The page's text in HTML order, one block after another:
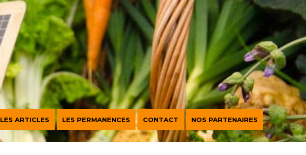
LES ARTICLES LES PERMANENCES CONTACT NOS PARTENAIRES